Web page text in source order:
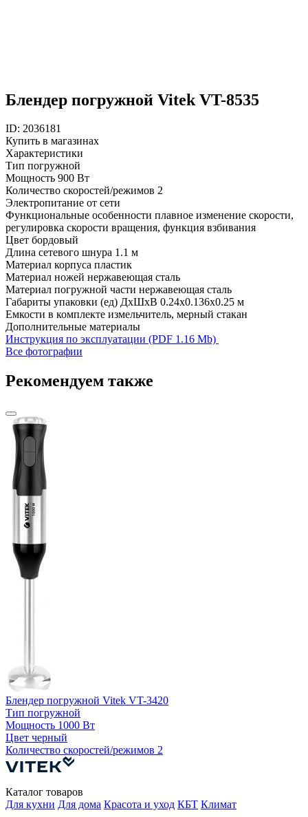
Блендер погружной Vitek VT-8535
ID: 2036181
Купить в магазинах
Характеристики
Тип погружной
Мощность 900 Вт
Количество скоростей/режимов 2
Электропитание от сети
Функциональные особенности плавное изменение скорости,
регулировка скорости вращения, функция взбивания
Цвет бордовый
Длина сетевого шнура 1.1 м
Материал корпуса пластик
Материал ножей нержавеющая сталь
Материал погружной части нержавеющая сталь
Габариты упаковки (ед) ДхШхВ 0.24x0.136x0.25 м
Емкости в комплекте измельчитель, мерный стакан
Дополнительные материалы
Инструкция по эксплуатации (PDF 1.16 Mb)
Все фотографии
Рекомендуем также
Блендер погружной Vitek VT-3420
Тип погружной
Мощность 1000 Вт
Цвет черный
Количество скоростей/режимов 2
Каталог товаров
Для кухни Для дома Красота и уход КБТ Климат